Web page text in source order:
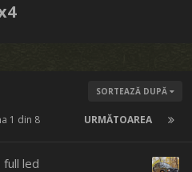
SORTEAZĂ DUPĂ
URMĂTOAREA
1 din 8
led